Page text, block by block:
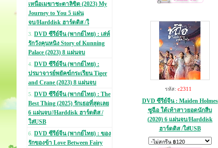
เหนือเมฆาชะตาลิขิต (2023) My
Journey to You 5 แผ่น
จบ/Harddisk ฮาร์ดดิส /ใ
3. DVD ซีรีย์จีน (พากย์ไทย) : เล่ห์
รักวังคุนหนิง Story of Kunning
Palace (2023) 8 แผ่นจบ
4. DVD ซีรีย์จีน (พากย์ไทย) :
ปรมาจารย์พยัคฆ์กระเรียน Tiger
and Crane (2023) 8 แผ่นจบ
5. DVD ซีรีย์จีน (พากย์ไทย) : The
Best Thing (2025) รักเธอที่สุดเลย
6 แผ่นจบ//Harddisk ฮาร์ดดิส /
ใส่USB
6. DVD ซีรีย์จีน (พากย์ไทย) : ของ
รักของข้า Love Between Fairy
รหัส: c2311
DVD ซีรีย์จีน : Maiden Holmes
ซูฉือ ใต้เท้าสาวยอดนักสืบ
(2020) 6 แผ่นจบ/Harddisk
ฮาร์ดดิส /ใส่USB